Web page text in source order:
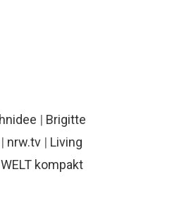
| Brigitte
| nrw.tv | Living
WELT kompakt